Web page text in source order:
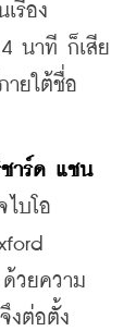
รื่อง
4 นาที ก็เสีย
ยใต้ชื่อ
ชาร์ด แชน
ไบโอ
วยความ
งต่อตั้ง